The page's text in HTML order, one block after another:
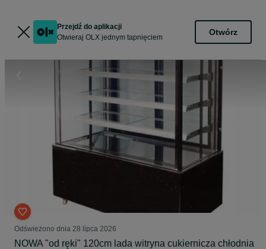
Przejdź do aplikacji
Otwieraj OLX jednym tapnięciem
Otwórz
Odświeżono dnia 28 lipca 2026
NOWA "od ręki" 120cm lada witryna cukiernicza chłodnia